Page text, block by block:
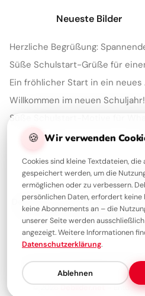
🍪 Wir verwenden
Cookies sind kleine Textdateien,
gespeichert werden, um die
ermöglichen oder zu verbessern.
persönlichen Daten, erfordert
keine Abonnements an – die
unserer Seite werden
angezeigt. Weitere Informationen
Datenschutzerklärung.
Ablehnen
Neueste Bilder
Über
Debilder ist deine Plattform für
zum Teilen. Entdecke unsere
Über unsKontaktRedaktion
© 2026Debilder.net–